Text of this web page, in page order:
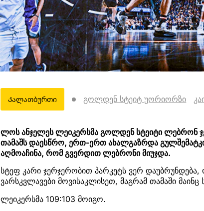
Კალათბურთი გოლდენ სტეიტ უორიორზი
ლოს ანჯელეს ლეიკერსმა გოლდენ სტეიტი ლებრონ
თამაშს დაესწრო, ერთ-ერთ ახალგაზრდა
აღმოაჩინა, რომ გვერდით ლებრონი მიუჯდა.
სტეფ კარი ჯერჯერობით პარკეტს ვერ
ვარსკვლავები მოვისაკლისეთ, მაგრამ თამაში
ლეიკერსმა 109:103 მოიგო.